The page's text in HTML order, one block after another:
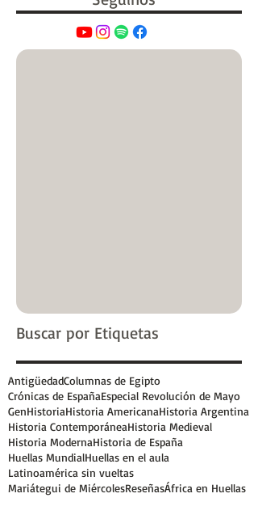
Buscar por Etiquetas
AntigüedadColumnas de Egipto
Crónicas de EspañaEspecial Revolución de Mayo
GenHistoriaHistoria AmericanaHistoria Argentina
Historia ContemporáneaHistoria Medieval
Historia ModernaHistoria de España
Huellas MundialHuellas en el aula
Latinoamérica sin vueltas
Mariátegui de MiércolesReseñasÁfrica en Huellas